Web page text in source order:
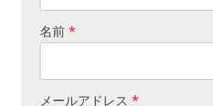
名前 *
メールアドレス *